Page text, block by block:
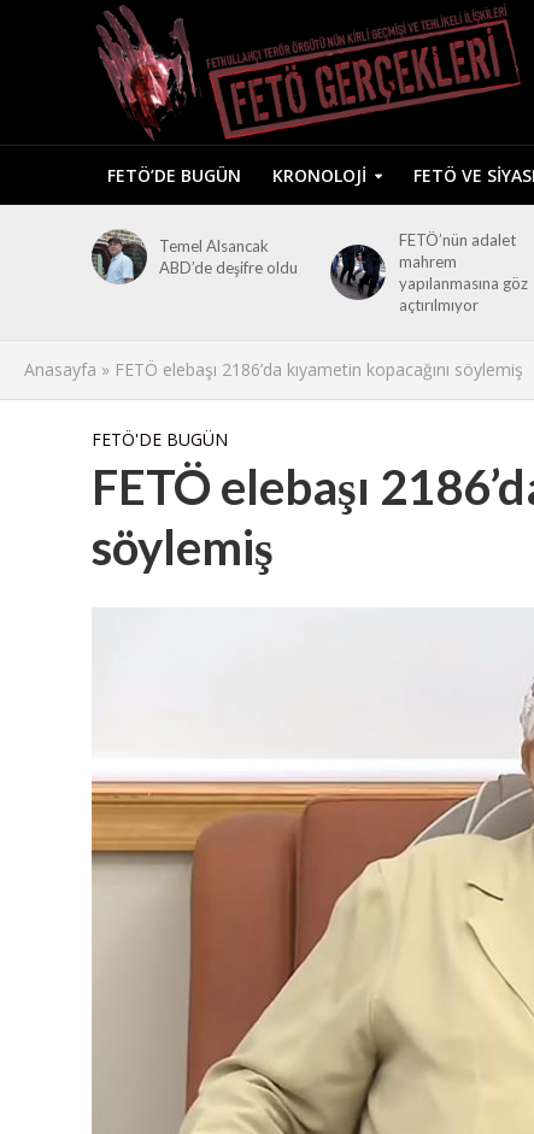
FETÖ’DE BUGÜN KRONOLOJI FETÖ VE
Temel Alsancak
ABD’de deşifre oldu
FETÖ’nün adalet
mahrem
yapılanmasına göz
açtırılmıyor
Anasayfa » FETÖ elebaşı 2186’da kıyametin kopacağını söylemiş
FETÖ'DE BUGÜN
FETÖ elebaşı
söylemiş